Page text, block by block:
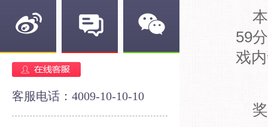
客服电话：4009-10-10-10
59
戏